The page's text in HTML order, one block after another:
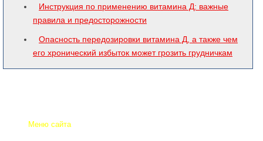
Инструкция по применению витамина Д: важные
правила и предосторожности
Опасность передозировки витамина Д, а также чем
его хронический избыток может грозить грудничкам
Меню сайта